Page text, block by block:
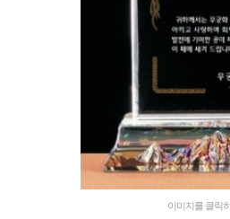
이미지를 클릭